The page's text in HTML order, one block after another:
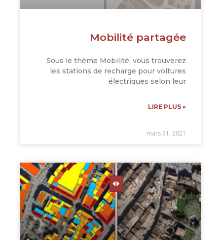
Mobilité partagée
Sous le thème Mobilité, vous trouverez
les stations de recharge pour voitures
électriques selon leur
LIRE PLUS »
mars 31, 2021